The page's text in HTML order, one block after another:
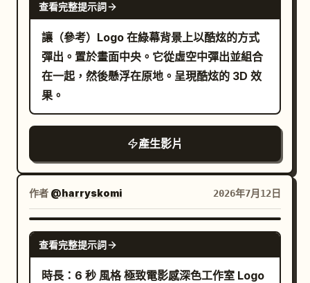
微晃動。雙腳始終保持著地。 動作幅度不宜過
大，需細膩且快速，帶點俏皮可愛感。清晰呈
現手臂、手腕及指尖的姿勢。重點在於上半身
與手部的編舞，而非激烈的扭腰動作。包含短
暫的定格姿勢，隨後快速轉換至不同動作。表
身鏡頭。風格：日本全彩動漫、TV 動畫風
格、賽璐珞風格、平塗上色、流暢的線條與填
色，以及如同動漫 OP 般輕快的剪輯。
查看完整提示詞
讓（參考）Logo 在綠幕背景上以酷炫的方式
彈出。置於畫面中央。它從虛空中彈出並組合
在一起，然後懸浮在原地。呈現酷炫的 3D 效
果。
產生影片
作者 @harryskomi 2026年7月12日
SEEDANCE 2.0
查看完整提示詞
時長：6 秒 風格 極致電影感深色工作室 Logo